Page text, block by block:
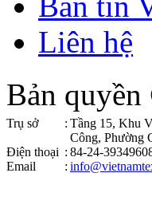
Liên hệ
Bản
Trụ sở : Tầng 15, Khu
Công, Phường
Điện thoại : 84-24-
Email
: